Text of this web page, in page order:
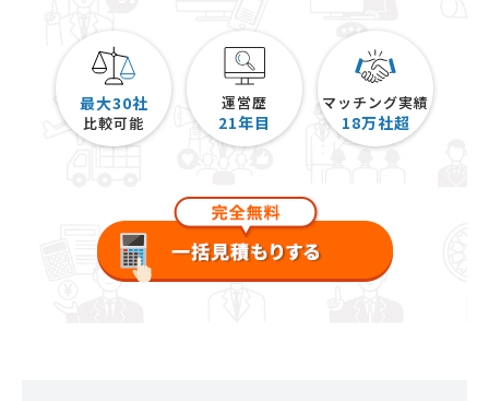
最大30社
比較可能
運営歴
21年目
マッチング実績
18万社超